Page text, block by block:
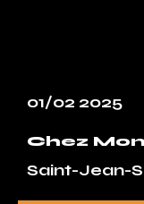
01/02 2025
Chez
Saint-Jean-